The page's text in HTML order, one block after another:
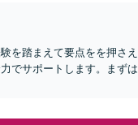
を踏まえて要点をを押さえ
でサポートします。まずは